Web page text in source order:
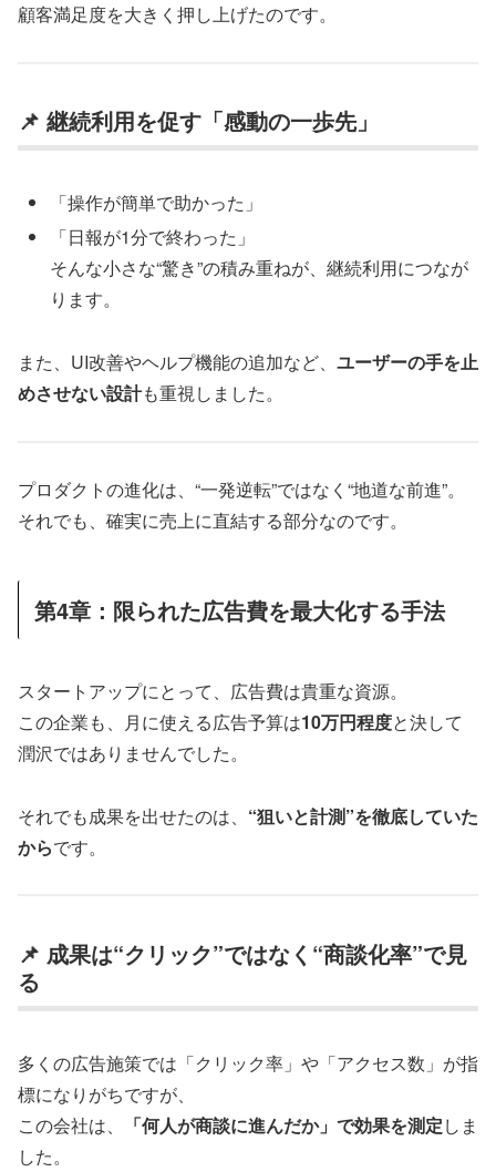
顧客満足度を大きく押し上げたのです。
📌 継続利用を促す「感動の一歩先」
「操作が簡単で助かった」
「日報が1分で終わった」
そんな小さな“驚き”の積み重ねが、継続利用につなが
ります。
また、UI改善やヘルプ機能の追加など、 ユーザーの手を止
めさせない設計も重視しました。
プロダクトの進化は、“一発逆転”ではなく“地道な前進”。
それでも、確実に売上に直結する部分なのです。
第4章：限られた広告費を最大化する手法
スタートアップにとって、広告費は貴重な資源。
この企業も、月に使える広告予算は10万円程度と決して
潤沢ではありませんでした。
それでも成果を出せたのは、 “狙いと計測”を徹底していた
からです。
📌 成果は“クリック”ではなく“商談化率”で見
る
多くの広告施策では「クリック率」や「アクセス数」が指
標になりがちですが、
この会社は、
「何人が商談に進んだか」で効果を測定しま
した。